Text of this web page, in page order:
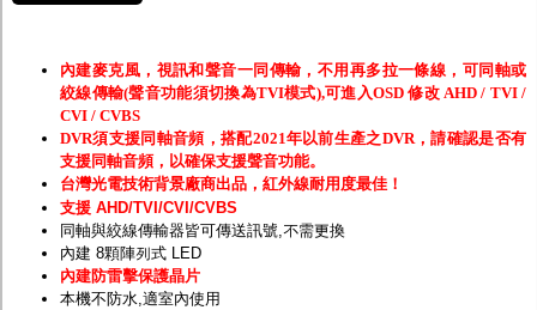
內建麥克風，視訊和聲音一同傳輸，不用再多拉一條線，可同軸或
絞線傳輸(聲音功能須切換為TVI模式),可進入OSD 修改 AHD / TVI /
CVI / CVBS
DVR須支援同軸音頻，搭配2021年以前生產之DVR，請確認是否有
支援同軸音頻，以確保支援聲音功能。
台灣光電技術背景廠商出品，紅外線耐用度最佳！
支援 AHD/TVI/CVI/CVBS
同軸與絞線傳輸器皆可傳送訊號,不需更換
內建 8顆陣列式 LED
內建防雷擊保護晶片
本機不防水,適室內使用